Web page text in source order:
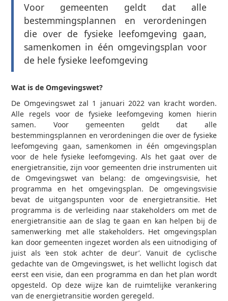
Voor gemeenten geldt dat alle
bestemmingsplannen en verordeningen
die over de fysieke leefomgeving gaan,
samenkomen in één omgevingsplan voor
de hele fysieke leefomgeving
Wat is de Omgevingswet?
De Omgevingswet zal 1 januari 2022 van kracht worden.
Alle regels voor de fysieke leefomgeving komen hierin
samen. Voor gemeenten geldt dat alle
bestemmingsplannen en verordeningen die over de fysieke
leefomgeving gaan, samenkomen in één omgevingsplan
voor de hele fysieke leefomgeving. Als het gaat over de
energietransitie, zijn voor gemeenten drie instrumenten uit
de Omgevingswet van belang: de omgevingsvisie, het
programma en het omgevingsplan. De omgevingsvisie
bevat de uitgangspunten voor de energietransitie. Het
programma is de verleiding naar stakeholders om met de
energietransitie aan de slag te gaan en kan helpen bij de
samenwerking met alle stakeholders. Het omgevingsplan
kan door gemeenten ingezet worden als een uitnodiging of
juist als ‘een stok achter de deur’. Vanuit de cyclische
gedachte van de Omgevingswet, is het wellicht logisch dat
eerst een visie, dan een programma en dan het plan wordt
opgesteld. Op deze wijze kan de ruimtelijke verankering
van de energietransitie worden geregeld.